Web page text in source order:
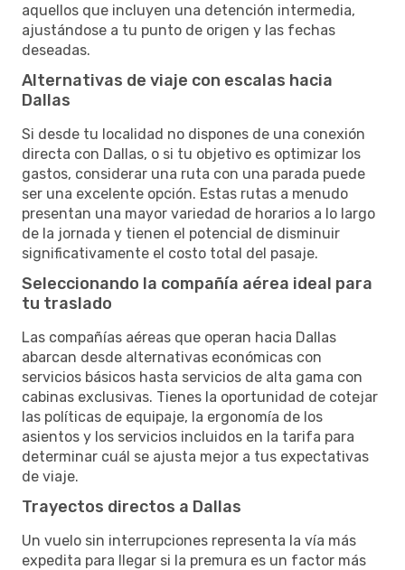
aquellos que incluyen una detención intermedia,
ajustándose a tu punto de origen y las fechas
deseadas.
Alternativas de viaje con escalas hacia
Dallas
Si desde tu localidad no dispones de una conexión
directa con Dallas, o si tu objetivo es optimizar los
gastos, considerar una ruta con una parada puede
ser una excelente opción. Estas rutas a menudo
presentan una mayor variedad de horarios a lo largo
de la jornada y tienen el potencial de disminuir
significativamente el costo total del pasaje.
Seleccionando la compañía aérea ideal para
tu traslado
Las compañías aéreas que operan hacia Dallas
abarcan desde alternativas económicas con
servicios básicos hasta servicios de alta gama con
cabinas exclusivas. Tienes la oportunidad de cotejar
las políticas de equipaje, la ergonomía de los
asientos y los servicios incluidos en la tarifa para
determinar cuál se ajusta mejor a tus expectativas
de viaje.
Trayectos directos a Dallas
Un vuelo sin interrupciones representa la vía más
expedita para llegar si la premura es un factor más